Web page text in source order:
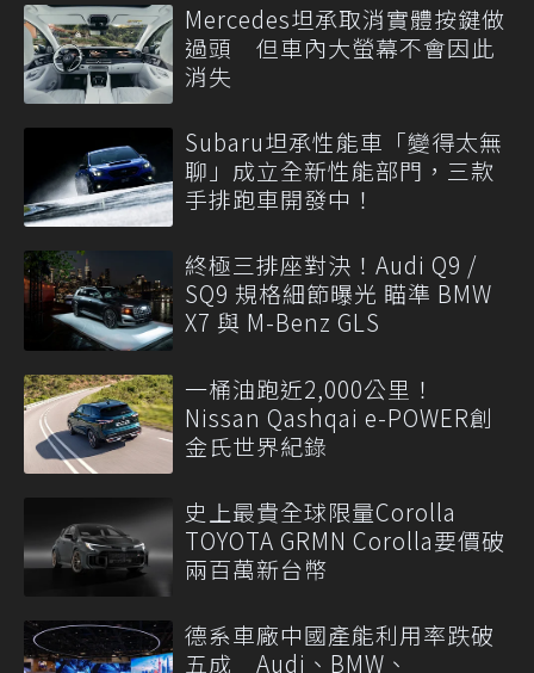
Mercedes坦承取消實體按鍵做
過頭 但車內大螢幕不會因此
消失
Subaru坦承性能車「變得太無
聊」成立全新性能部門，三款
手排跑車開發中！
終極三排座對決！Audi Q9 /
SQ9 規格細節曝光 瞄準 BMW
X7 與 M-Benz GLS
一桶油跑近2,000公里！
Nissan Qashqai e-POWER創
金氏世界紀錄
史上最貴全球限量Corolla
TOYOTA GRMN Corolla要價破
兩百萬新台幣
德系車廠中國產能利用率跌破
五成 Audi、BMW、